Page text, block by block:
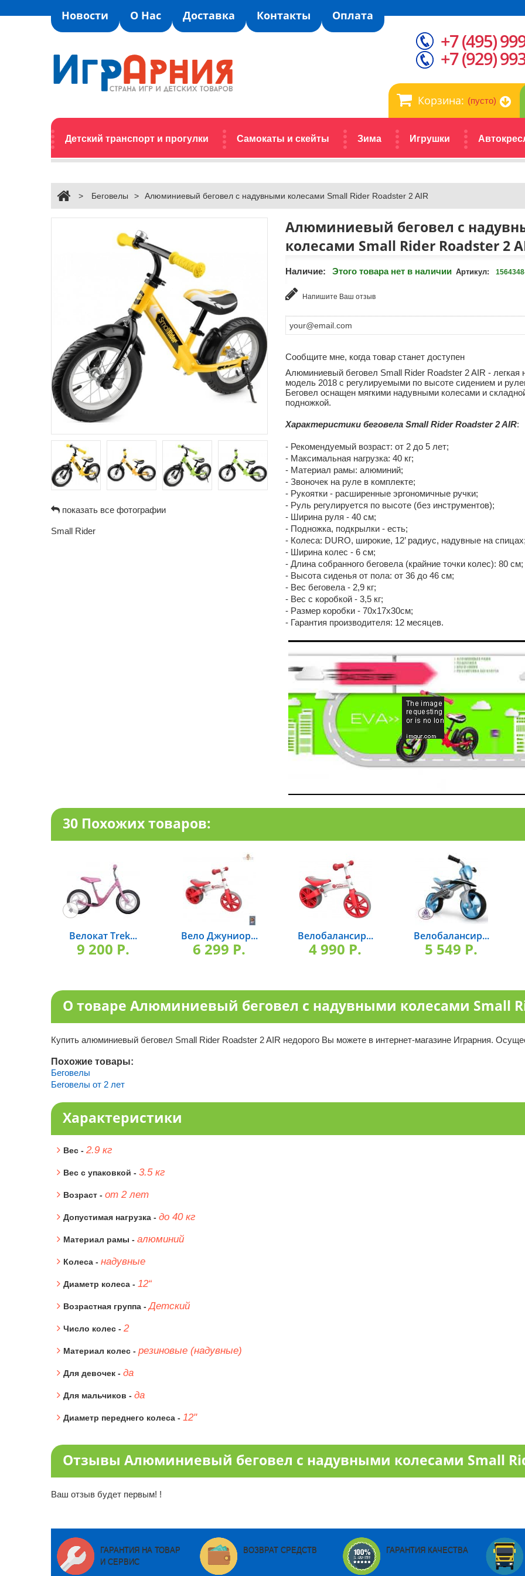
Новости О Нас Доставка Контакты Оплата
Корзина: (пусто)
Детский транспорт и прогулки Самокаты и скейты Зима Игрушки
+7 (495)
+7 (929)
> Беговелы > Алюминиевый беговел с надувными колесами Small Rider Roadster 2 AIR
показать все фотографии
Small Rider
Алюминиевый беговел с
колесами Small Rider Roadster 2
Наличие: Этого товара нет в наличии Артикул:
Напишите Ваш отзыв
Сообщите мне, когда товар станет доступен
Алюминиевый беговел Small Rider Roadster 2 AIR - легкая
модель 2018 с регулируемыми по высоте сидением и
Беговел оснащен мягкими надувными колесами и
подножкой.
Характеристики беговела Small Rider Roadster 2 AIR:
- Рекомендуемый возраст: от 2 до 5 лет;
- Максимальная нагрузка: 40 кг;
- Материал рамы: алюминий;
- Звоночек на руле в комплекте;
- Рукоятки - расширенные эргономичные ручки;
- Руль регулируется по высоте (без инструментов);
- Ширина руля - 40 см;
- Подножка, подкрылки - есть;
- Колеса: DURO, широкие, 12’ радиус, надувные на
- Ширина колес - 6 см;
- Длина собранного беговела (крайние точки колес): 80 см;
- Высота сиденья от пола: от 36 до 46 см;
- Вес беговела - 2,9 кг;
- Вес с коробкой - 3,5 кг;
- Размер коробки - 70x17x30см;
- Гарантия производителя: 12 месяцев.
30 Похожих товаров:
Велокат Trek...
9 200 P.
Вело Джуниор...
6 299 P.
Велобалансир...
4 990 P.
Велобалансир...
5 549 P.
О товаре Алюминиевый беговел с надувными колесами Small
Купить алюминиевый беговел Small Rider Roadster 2 AIR недорого Вы можете в интернет-магазине Играрния.
Похожие товары:
Беговелы
Беговелы от 2 лет
Характеристики
Вес - 2.9 кг
Вес с упаковкой - 3.5 кг
Возраст - от 2 лет
Допустимая нагрузка - до 40 кг
Материал рамы - алюминий
Колеса - надувные
Диаметр колеса - 12“
Возрастная группа -Детский
Число колес - 2
Материал колес - резиновые (надувные)
Для девочек - да
Для мальчиков - да
Диаметр переднего колеса - 12"
Отзывы Алюминиевый беговел с надувными колесами Small
Ваш отзыв будет первым! !
ГАРАНТИЯ НА ТОВАР
И СЕРВИС
ВОЗВРАТ СРЕДСТВ ГАРАНТИЯ КАЧЕСТВА